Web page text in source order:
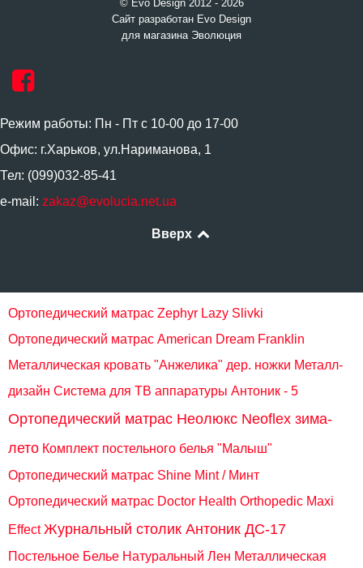
© Evo Design 2012 - 2026
Сайт разработан Evo Design
для магазина Эволюция
Режим работы: Пн - Пт с 10-00 до 17-00
Офис: г.Харьков, ул.Нариманова, 1
Тел: (099)032-85-41
e-mail: zakaz@evolucia.net.ua
Вверх
Ортопедический матрас Zephyr Lazy Slivki
Ортопедический матрас American Dream Franklin
Металлическая кровать "Анжелика" дер. ножки Металл-
дизайн Система для ТВ аппаратуры Антоник - 5
Ортопедический матрас Неолюкс Neoflex зима-
лето Комплект постельного белья "Малыш"
Ортопедический матрас Shine Mint / Минт
Ортопедический матрас Doctor Health Orthopedic Maxi
Effect Журнальный столик Антоник ДС-17
Постельное Белье Натуральный Лен Металлическая